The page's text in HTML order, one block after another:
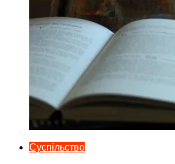
Суспільство